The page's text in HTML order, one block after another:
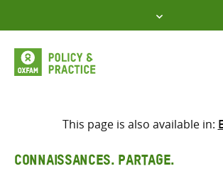
to
content
Saisir
This page is also available in:
CONNAISSANCES. PARTAGE.